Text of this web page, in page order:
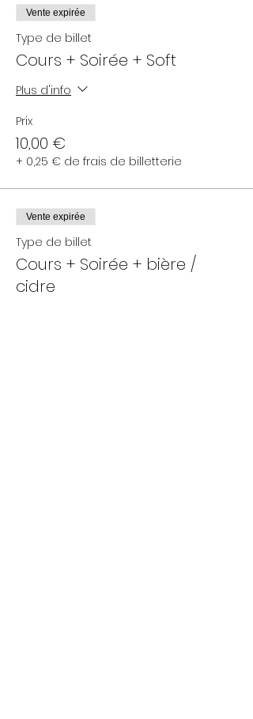
Vente expirée
Type de billet
Cours + Soirée + Soft
Plus d'info
Prix
10,00 €
+ 0,25 € de frais de billetterie
Vente expirée
Type de billet
Cours + Soirée + bière /
cidre